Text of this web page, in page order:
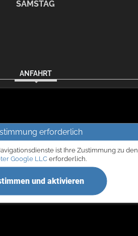
SAMSTAG
ANFAHRT
erforderlich
ist Ihre Zustimmung zu den
Google LLCerforderlich.
und aktivieren